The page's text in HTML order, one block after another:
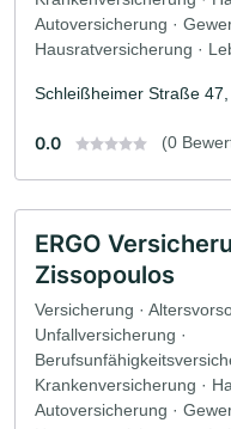
Autoversicherung ·
Hausratversicherung ·
Schleißheimer Straße
0.0 (0
ERGO
Zissopoulos
Versicherung ·
Unfallversicherung ·
Krankenversicherung ·
Autoversicherung ·